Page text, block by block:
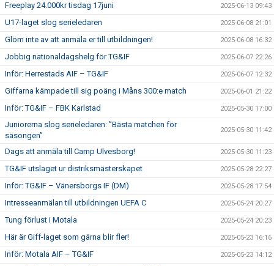
Freeplay 24.000kr tisdag 17juni 2025-06-13 09:43
U17-laget slog serieledaren 2025-06-08 21:01
Glöm inte av att anmäla er till utbildningen! 2025-06-08 16:32
Jobbig nationaldagshelg för TG&IF 2025-06-07 22:26
Inför: Herrestads AIF – TG&IF 2025-06-07 12:32
Giffarna kämpade till sig poäng i Måns 300:e match 2025-06-01 21:22
Inför: TG&IF – FBK Karlstad 2025-05-30 17:00
Juniorerna slog serieledaren: ”Bästa matchen för
säsongen”
2025-05-30 11:42
Dags att anmäla till Camp Ulvesborg! 2025-05-30 11:23
TG&IF utslaget ur distriksmästerskapet 2025-05-28 22:27
Inför: TG&IF – Vänersborgs IF (DM) 2025-05-28 17:54
Intresseanmälan till utbildningen UEFA C 2025-05-24 20:27
Tung förlust i Motala 2025-05-24 20:23
Här är Giff-laget som gärna blir fler! 2025-05-23 16:16
Inför: Motala AIF – TG&IF 2025-05-23 14:12